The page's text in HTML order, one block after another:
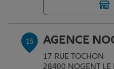
15 AGENCE
17 RUE TOCHON
28400 NOGENT LE